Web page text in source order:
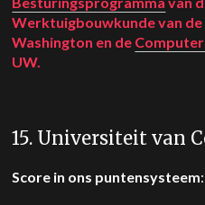
Werktuigbouwkunde van
Washington en de
UW.
15. Universiteit van
Score in ons puntensysteem